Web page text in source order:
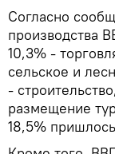
Согласно
производства
10,3% -
сельское и
-
размещение
18,5%